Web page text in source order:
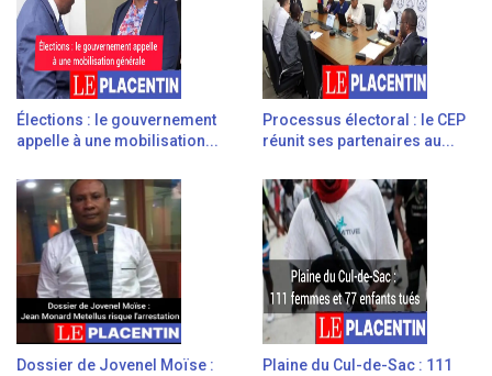
Élections : le gouvernement
appelle à une mobilisation...
Processus électoral : le CEP
réunit ses partenaires au...
Dossier de Jovenel Moïse :
Plaine du Cul-de-Sac : 111